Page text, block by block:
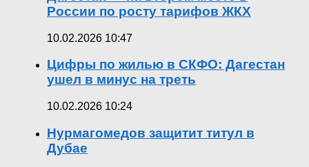
России по росту тарифов ЖКХ
10.02.2026 10:47
Цифры по жилью в СКФО: Дагестан
ушел в минус на треть
10.02.2026 10:24
Нурмагомедов защитит титул в
Дубае